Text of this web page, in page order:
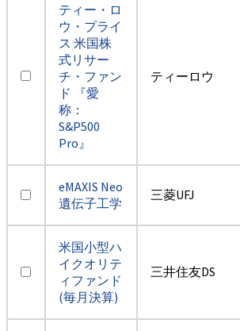
ティー・ロ
ウ・プライ
ス 米国株
式リサー
チ・ファン
ド 『愛
称：
S&P500
Pro』
ティーロウ
eMAXIS Neo
遺伝子工学
三菱UFJ
米国小型ハ
イクオリテ
ィファンド
(毎月決算)
三井住友DS